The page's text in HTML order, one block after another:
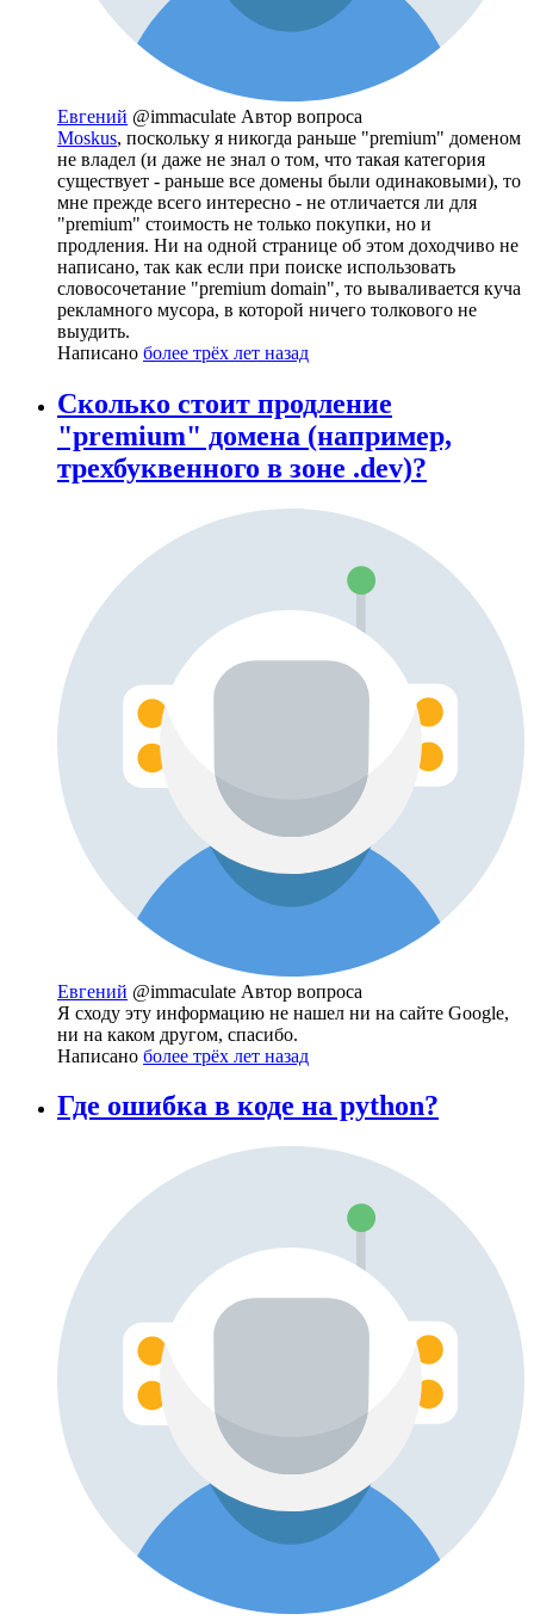
Евгений @immaculate Автор вопроса
Moskus, поскольку я никогда раньше "premium" доменом
не владел (и даже не знал о том, что такая категория
существует - раньше все домены были одинаковыми), то
мне прежде всего интересно - не отличается ли для
"premium" стоимость не только покупки, но и
продления. Ни на одной странице об этом доходчиво не
написано, так как если при поиске использовать
словосочетание "premium domain", то вываливается куча
рекламного мусора, в которой ничего толкового не
выудить.
Написано более трёх лет назад
Сколько стоит продление
"premium" домена (например,
трехбуквенного в зоне .dev)?
Евгений @immaculate Автор вопроса
Я сходу эту информацию не нашел ни на сайте Google,
ни на каком другом, спасибо.
Написано более трёх лет назад
Где ошибка в коде на python?